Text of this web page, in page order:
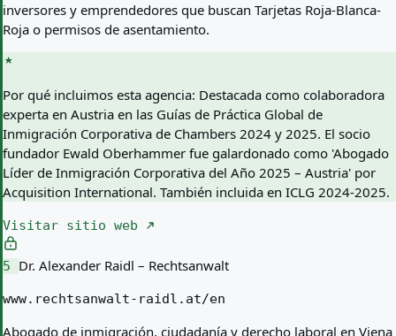
inversores y emprendedores que buscan Tarjetas Roja-Blanca-
Roja o permisos de asentamiento.
Por qué incluimos esta agencia: Destacada como colaboradora
experta en Austria en las Guías de Práctica Global de
Inmigración Corporativa de Chambers 2024 y 2025. El socio
fundador Ewald Oberhammer fue galardonado como 'Abogado
Líder de Inmigración Corporativa del Año 2025 – Austria' por
Acquisition International. También incluida en ICLG 2024-2025.
Visitar sitio web
5 Dr. Alexander Raidl – Rechtsanwalt
www.rechtsanwalt-raidl.at/en
Abogado de inmigración, ciudadanía y derecho laboral en Viena